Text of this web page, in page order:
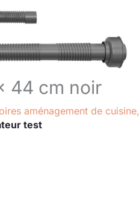
44 cm noir
aménagement de cuisine,
test